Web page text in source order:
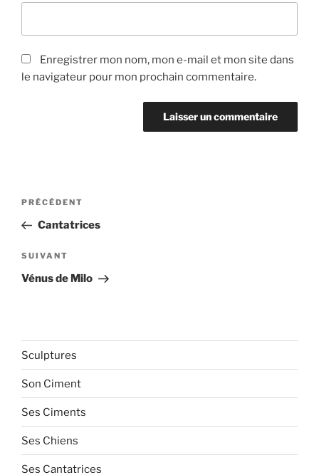
Enregistrer mon nom, mon e-mail et mon site dans
le navigateur pour mon prochain commentaire.
Navigation
l’article
Article
précédent
PRÉCÉDENT
Cantatrices
Article
suivant
SUIVANT
Vénus de Milo
Sculptures
Son Ciment
Ses Ciments
Ses Chiens
Ses Cantatrices